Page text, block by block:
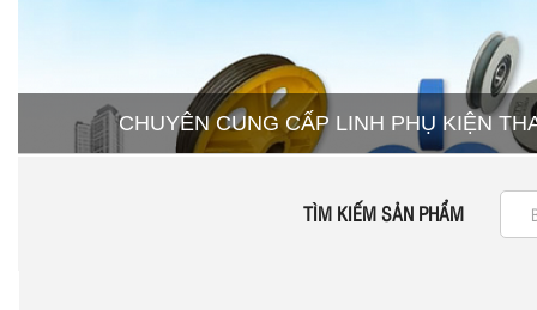
CHUYÊN CUNG CẤP LINH PHỤ KIỆN
TÌM KIẾM SẢN PHẨM